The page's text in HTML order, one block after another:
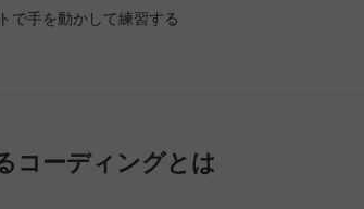
で手を動かして練習する
コーディングとは